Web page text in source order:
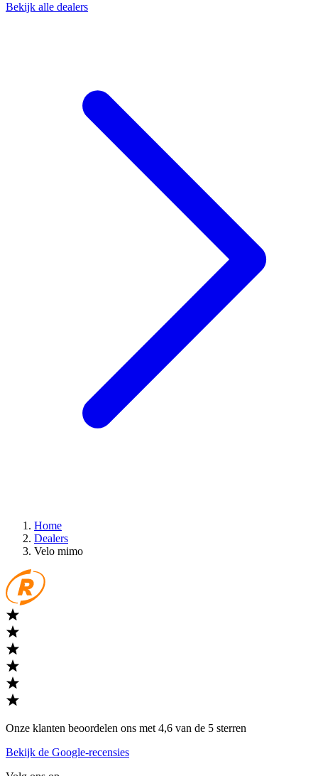
Bekijk alle dealers
Home
Dealers
Velo mimo
Onze klanten beoordelen ons met 4,6 van de 5 sterren
Bekijk de Google-recensies